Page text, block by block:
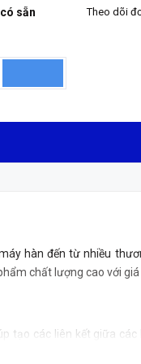
sẵn Theo dõi
hàn đến từ nhiều
chất lượng cao với giá
tạo các liên kết giữa